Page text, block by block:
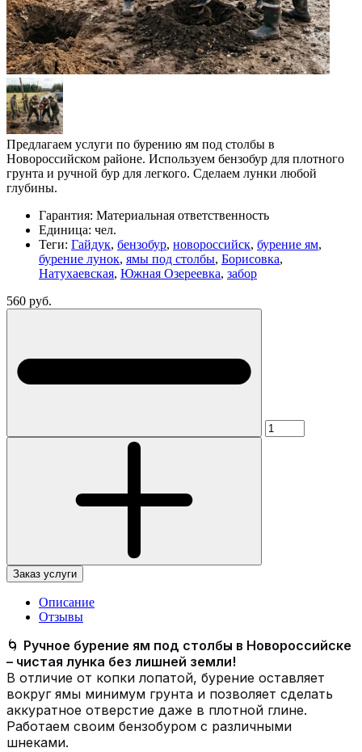
Предлагаем услуги по бурению ям под столбы в
Новороссийском районе. Используем бензобур для плотного
грунта и ручной бур для легкого. Сделаем лунки любой
глубины.
Гарантия: Материальная ответственность
Единица: чел.
Теги: Гайдук, бензобур, новороссийск, бурение ям,
бурение лунок, ямы под столбы, Борисовка,
Натухаевская, Южная Озереевка, забор
560 руб.
Заказ услуги
Описание
Отзывы
🌀 Ручное бурение ям под столбы в Новороссийске
– чистая лунка без лишней земли!
В отличие от копки лопатой, бурение оставляет
вокруг ямы минимум грунта и позволяет сделать
аккуратное отверстие даже в плотной глине.
Работаем своим бензобуром с различными
шнеками.